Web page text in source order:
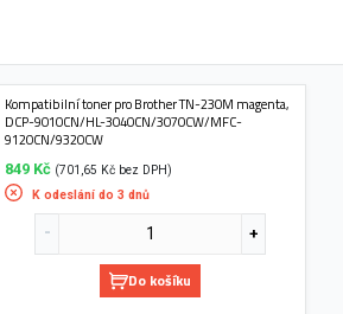
Kompatibilní toner pro Brother TN-230M magenta,
DCP-9010CN/HL-3040CN/3070CW/MFC-
9120CN/9320CW
849 Kč (701,65 Kč bez DPH)
K odeslání do 3 dnů
Do košíku